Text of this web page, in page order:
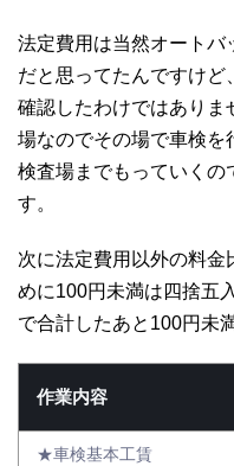
法定費用は当然オートバ
だと思ってたんですけど
確認したわけではありま
場なのでその場で車検を
検査場までもっていくの
す。
次に法定費用以外の料金
めに100円未満は四捨五
で合計したあと100円未
作業内容
★車検基本工賃